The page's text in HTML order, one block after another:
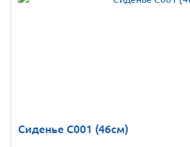
Сиденье C001 (46см)